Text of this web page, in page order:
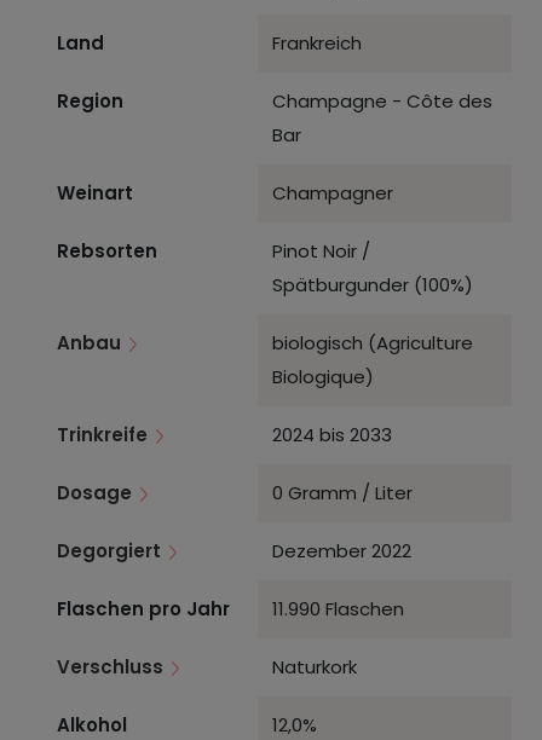
Land Frankreich
Region
Champagne - Côte des
Bar
Weinart Champagner
Rebsorten
Pinot Noir /
Spätburgunder (100%)
Anbau
biologisch (Agriculture
Biologique)
Trinkreife 2024 bis 2033
Dosage 0 Gramm / Liter
Degorgiert Dezember 2022
Flaschen pro Jahr 11.990 Flaschen
Verschluss Naturkork
Alkohol 12,0%